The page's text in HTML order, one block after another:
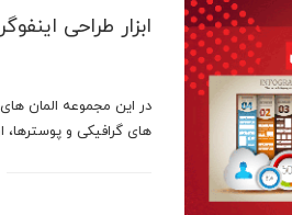
ابزار طراحی
در این مجموعه المان
های گرافیکی و